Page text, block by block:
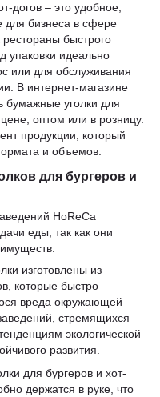
догов – это удобное,
для бизнеса в сфере
рестораны быстрого
упаковки идеально
или для обслуживания
В интернет-магазине
бумажные уголки для
оптом или в розницу.
продукции, который
и объемов.
для бургеров и
HoReCa
еды, так как они
изготовлены из
которые быстро
вреда окружающей
стремящихся
экологической
развития.
для бургеров и хот-
держатся в руке, что